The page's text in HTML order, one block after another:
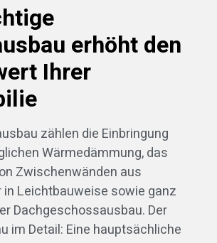
erhöht den
Ihrer
zählen die Einbringung
Wärmedämmung, das
Zwischenwänden aus
in Leichtbauweise sowie ganz
Dachgeschossausbau. Der
im Detail: Eine hauptsächliche